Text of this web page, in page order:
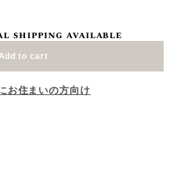
shipping available
Add to cart
お住まいの方向け